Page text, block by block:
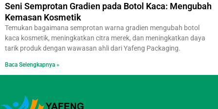
Seni Semprotan Gradien pada Botol Kaca: Mengubah
Kemasan Kosmetik
Temukan bagaimana semprotan warna gradien mengubah botol
kaca kosmetik, meningkatkan citra merek, dan meningkatkan daya
tarik produk dengan wawasan ahli dari Yafeng Packaging.
Baca Selengkapnya »